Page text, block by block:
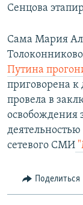
Сенцова
Сама Мария
Путина
приговорена
провела в
освобождения
сетевого СМИ
Поделиться